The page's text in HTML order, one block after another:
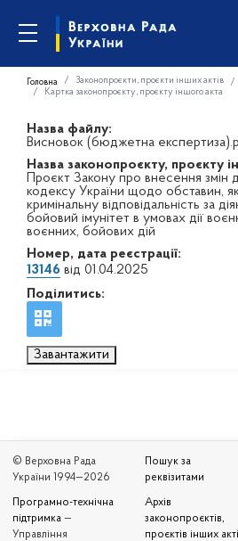
Головна Законопроєкти, проєкти інших актів
Картка законопроєкту, проєкту іншого акта
Назва файлу:
Висновок (бюджетна
Назва законопроєкту, проєкту
Проєкт Закону про внесення змін
кодексу України щодо обставин,
кримінальну відповідальність за
бойовий імунітет в умовах дії
воєнних, бойових дій
Номер, дата реєстрації:
13146 від 01.04.2025
Поділитись:
Завантажити
© Верховна Рада
України 1994—2026
Програмно-технічна
підтримка —
Управління
Пошук за
реквізитами
Архів
законопроєктів,
проєктів інших